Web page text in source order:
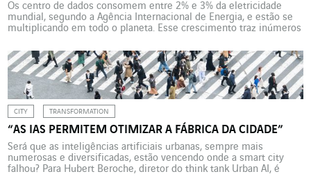
Os centro de dados consomem entre 2% e 3% da eletricidade
mundial, segundo a Agência Internacional de Energia, e estão se
multiplicando em todo o planeta. Esse crescimento traz inúmeros
quantidade de centros de dados no mundo não para de crescer,
impulsionada pela expansão da computação em […]
CITY TRANSFORMATION
“AS IAS PERMITEM OTIMIZAR A FÁBRICA DA CIDADE”
Será que as inteligências artificiais urbanas, sempre mais
numerosas e diversificadas, estão vencendo onde a smart city
falhou? Para Hubert Beroche, diretor do think tank Urban AI, é